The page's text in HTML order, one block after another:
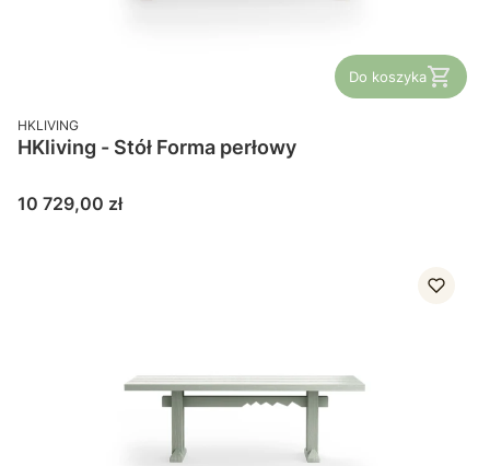
Do koszyka
PRODUCENT
HKLIVING
HKliving - Stół Forma perłowy
Cena
10 729,00 zł